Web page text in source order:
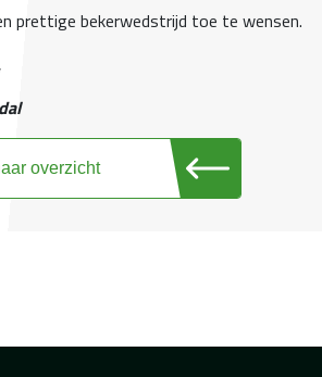
prettige bekerwedstrijd toe te wensen.
overzicht